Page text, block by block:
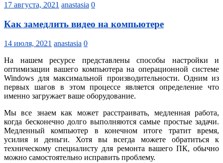
17 августа, 2021 anastasia 0
Как замедлить видео на компьютере
14 июля, 2021 anastasia 0
На нашем ресурсе представлены способы настройки и
оптимизации вашего компьютера на операционной системе
Windows для максимальной производительности. Одним из
первых шагов в этом процессе является определение что
именно загружает ваше оборудование.
Мы все знаем как может расстраивать, медленная работа,
когда бесконечно долго выполняются самые простые задачи.
Медленный компьютер в конечном итоге тратит время,
усилия и деньги. Хотя вы всегда можете обратиться к
техническому специалисту для ремонта вашего ПК, обычно
можно самостоятельно исправить проблему.